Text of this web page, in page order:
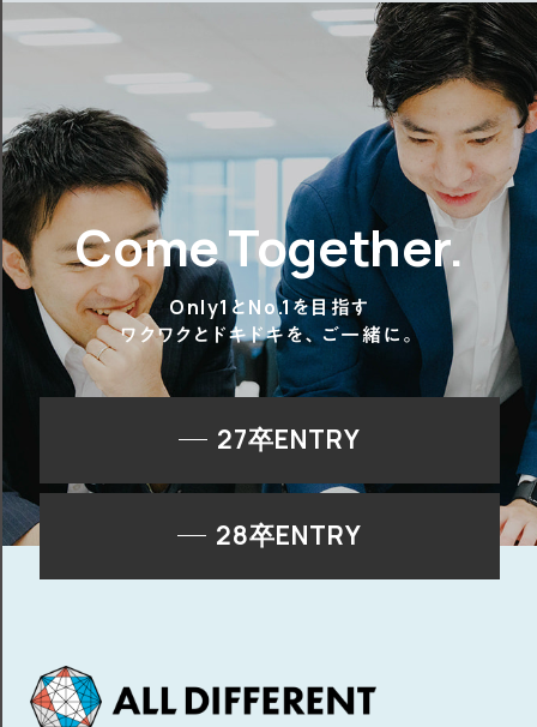
Come Together.
Only1とNo.1を目指す
ワクワクとドキドキを、ご一緒に。
27卒ENTRY
28卒ENTRY